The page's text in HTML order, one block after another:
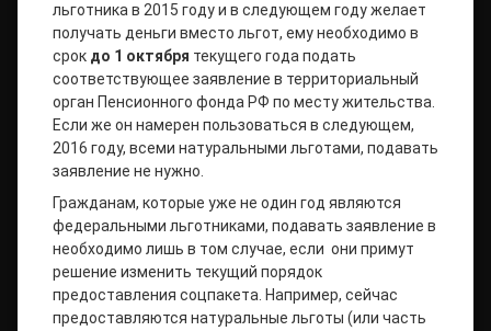
льготника в 2015 году и в следующем году желает
получать деньги вместо льгот, ему необходимо в
срок до 1 октября текущего года подать
соответствующее заявление в территориальный
орган Пенсионного фонда РФ по месту жительства.
Если же он намерен пользоваться в следующем,
2016 году, всеми натуральными льготами, подавать
заявление не нужно.
Гражданам, которые уже не один год являются
федеральными льготниками, подавать заявление в
необходимо лишь в том случае, если они примут
решение изменить текущий порядок
предоставления соцпакета. Например, сейчас
предоставляются натуральные льготы (или часть